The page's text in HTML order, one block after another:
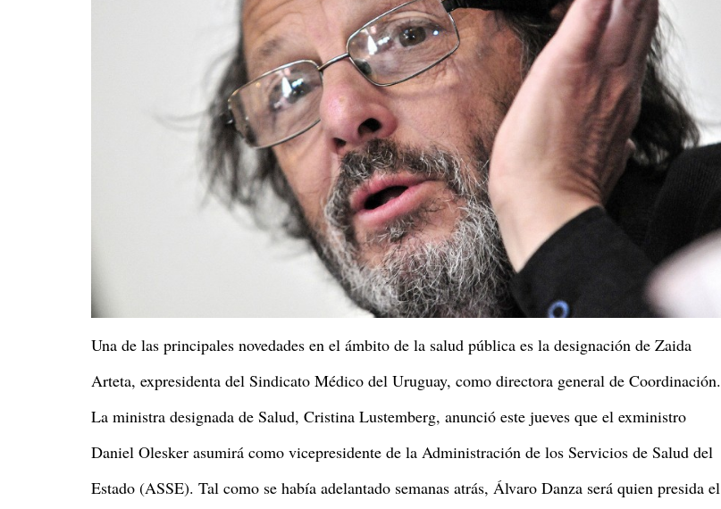
Una de las principales novedades en el ámbito de la salud pública es la designación de Zaida
Arteta, expresidenta del Sindicato Médico del Uruguay, como directora general de Coordinación.
La ministra designada de Salud, Cristina Lustemberg, anunció este jueves que el exministro
Daniel Olesker asumirá como vicepresidente de la Administración de los Servicios de Salud del
Estado (ASSE). Tal como se había adelantado semanas atrás, Álvaro Danza será quien presida el